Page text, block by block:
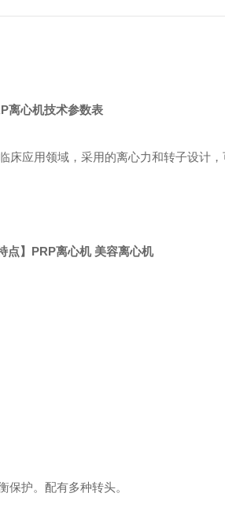
离心机技术参数表
床应用领域，采用的离心力和转子设计
点】PRP离心机 美容离心机
护。配有多种转头。